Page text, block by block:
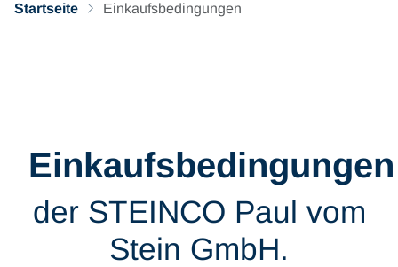
Startseite Einkaufsbedingungen
Einkaufsbedingungen
der STEINCO Paul vom
Stein GmbH.